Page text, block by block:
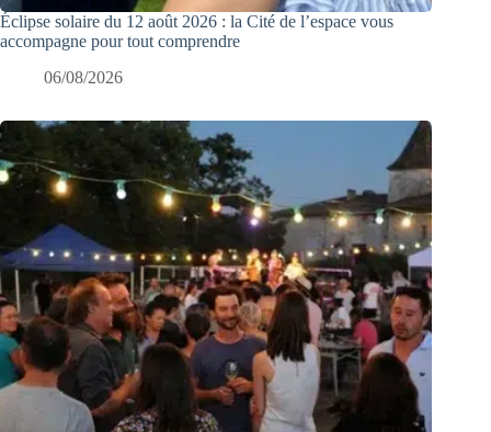
Éclipse solaire du 12 août 2026 : la Cité de l’espace vous
accompagne pour tout comprendre
06/08/2026